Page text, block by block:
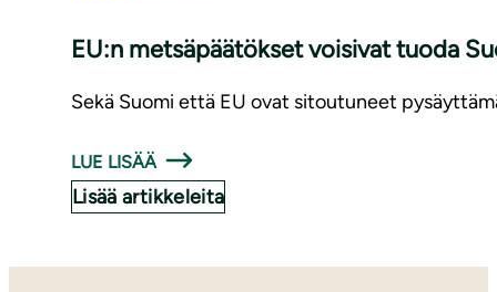
EU:n met­sä­pää­tök­set voisivat tuoda
Sekä Suomi että EU ovat sitoutuneet
LUE LISÄÄ
Lisää artikkeleita